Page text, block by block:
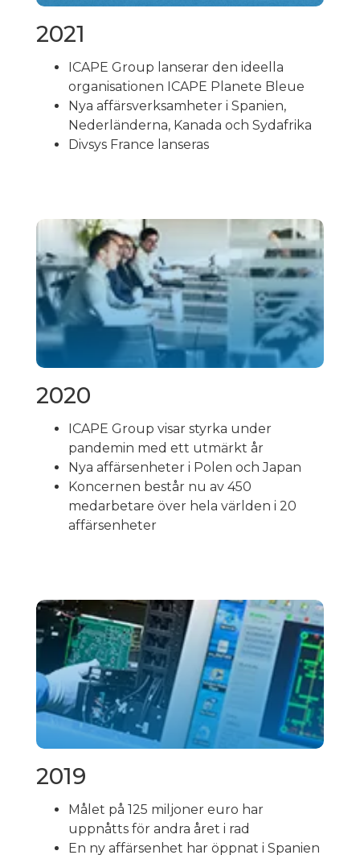
2021
ICAPE Group lanserar den ideella
organisationen ICAPE Planete Bleue
Nya affärsverksamheter i Spanien,
Nederländerna, Kanada och Sydafrika
Divsys France lanseras
2020
ICAPE Group visar styrka under
pandemin med ett utmärkt år
Nya affärsenheter i Polen och Japan
Koncernen består nu av 450
medarbetare över hela världen i 20
affärsenheter
2019
Målet på 125 miljoner euro har
uppnåtts för andra året i rad
En ny affärsenhet har öppnat i Spanien